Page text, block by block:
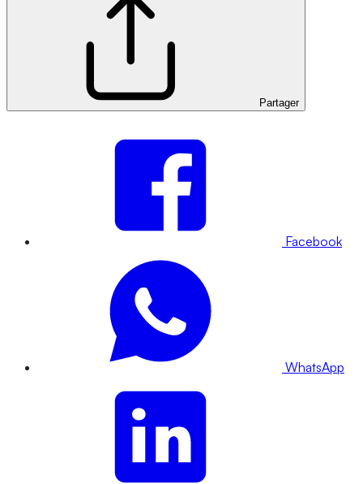
Partager
Facebook
WhatsApp